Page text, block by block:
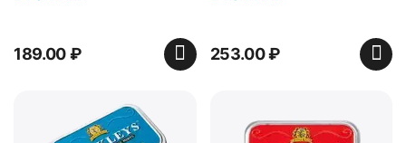
Пакистан
189.00₽
12г, Китай
253.00₽